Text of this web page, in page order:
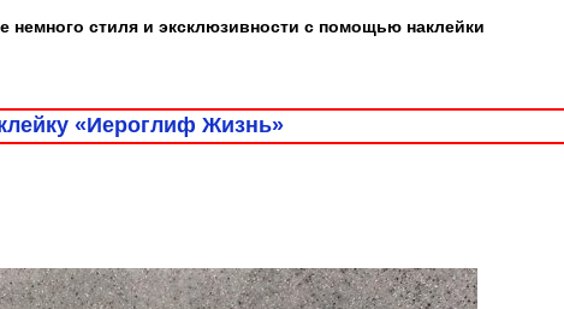
стиля и эксклюзивности с помощью наклейки
«Иероглиф Жизнь»